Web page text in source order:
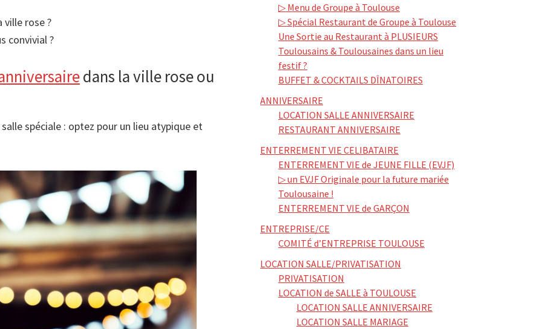
ville rose ?
convivial ?
dans la ville rose ou
spéciale : optez pour un lieu atypique et
▷ Menu de Groupe à Toulouse
▷ Spécial Restaurant de Groupe à Toulouse
Une Sortie au Restaurant à PLUSIEURS
Toulousains & Toulousaines dans un lieu
festif ?
BUFFET & COCKTAILS DÎNATOIRES
ANNIVERSAIRE
LOCATION SALLE ANNIVERSAIRE
RESTAURANT ANNIVERSAIRE
ENTERREMENT VIE CELIBATAIRE
ENTERREMENT VIE de JEUNE FILLE (EVJF)
▷ un EVJF Originale pour la future mariée
Toulousaine !
ENTERREMENT VIE de GARÇON
ENTREPRISE/CE
COMITÉ d’ENTREPRISE TOULOUSE
LOCATION SALLE/PRIVATISATION
PRIVATISATION
LOCATION de SALLE à TOULOUSE
LOCATION SALLE ANNIVERSAIRE
LOCATION SALLE MARIAGE